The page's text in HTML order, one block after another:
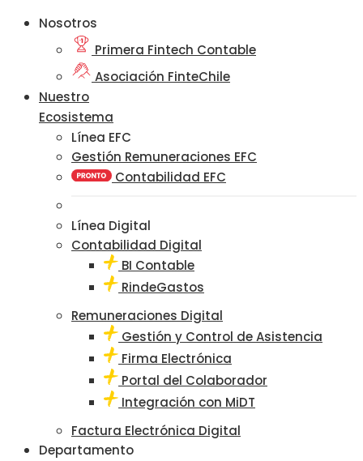
Nosotros
Primera Fintech Contable
Asociación FinteChile
Nuestro
Ecosistema
Línea EFC
Gestión Remuneraciones EFC
Contabilidad EFC
Línea Digital
Contabilidad Digital
BI Contable
RindeGastos
Remuneraciones Digital
Gestión y Control de Asistencia
Firma Electrónica
Portal del Colaborador
Integración con MiDT
Factura Electrónica Digital
Departamento